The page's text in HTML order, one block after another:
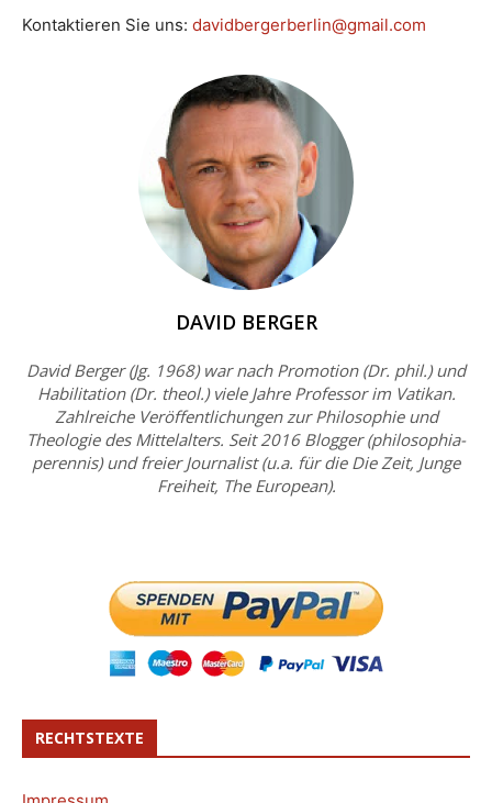
Kontaktieren Sie uns: davidbergerberlin@gmail.com
DAVID BERGER
David Berger (Jg. 1968) war nach Promotion (Dr. phil.) und
Habilitation (Dr. theol.) viele Jahre Professor im Vatikan.
Zahlreiche Veröffentlichungen zur Philosophie und
Theologie des Mittelalters. Seit 2016 Blogger (philosophia-
perennis) und freier Journalist (u.a. für die Die Zeit, Junge
Freiheit, The European).
RECHTSTEXTE